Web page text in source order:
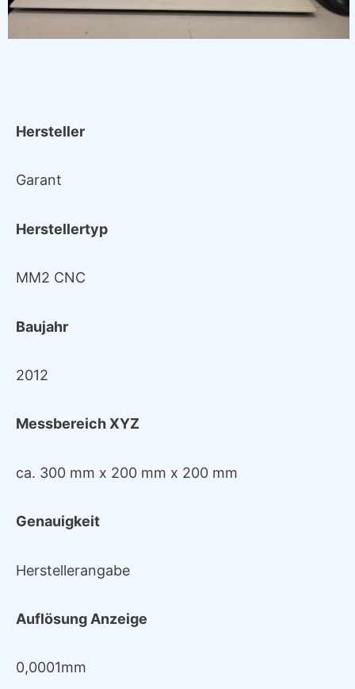
Hersteller
Garant
Herstellertyp
MM2 CNC
Baujahr
2012
Messbereich XYZ
ca. 300 mm x 200 mm x 200 mm
Genauigkeit
Herstellerangabe
Auflösung Anzeige
0,0001mm